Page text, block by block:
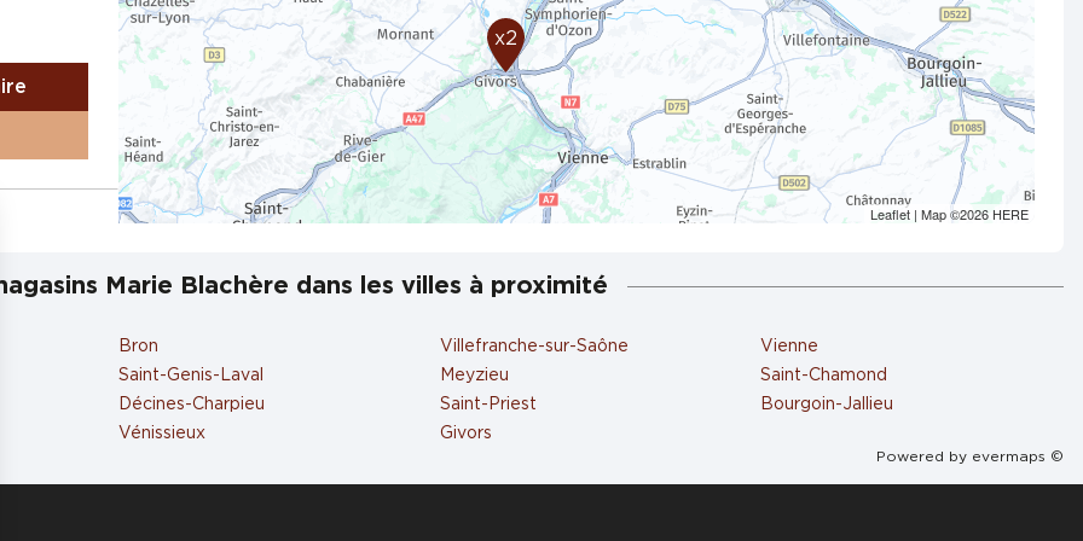
x2
Leaflet| Map ©2026 HERE
Marie Blachère dans les villes à proximité
Bron
Saint-Genis-Laval
Décines-Charpieu
Vénissieux
Villefranche-sur-Saône
Meyzieu
Saint-Priest
Givors
Vienne
Saint-Chamond
Bourgoin-Jallieu
Powered by evermaps ©